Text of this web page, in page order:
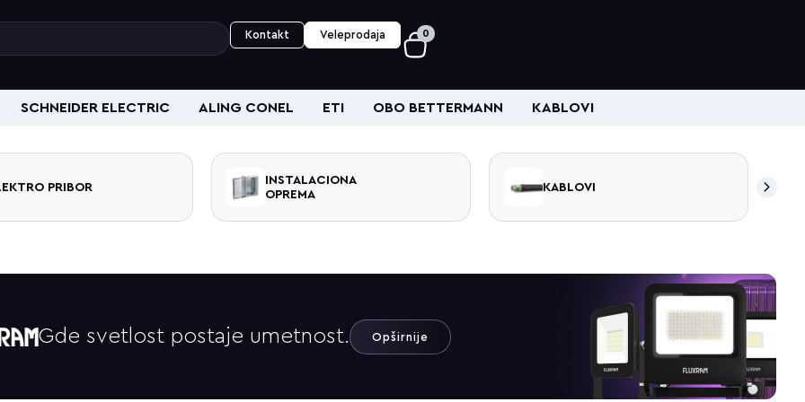
Kontakt Veleprodaja 0
SCHNEIDER ELECTRIC ALING CONEL ETI OBO BETTERMANN KABLOVI
KABLOVSKI
Gde svetlost postaje umetnost. Opširnije